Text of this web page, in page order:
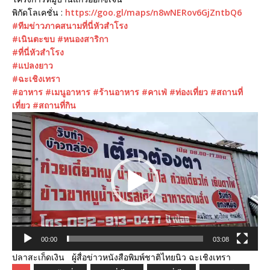
พิกัดโลเคชั่น : https://goo.gl/maps/n8wNERov6GjZntbQ6
#ทีมข่าวภาคสนามที่นี่หัวสำโรง
#เนินตะขบ #หนองสาริกา
#ที่นี่หัวสำโรง
#แปลงยาว
#ฉะเชิงเทรา
#อาหาร #เมนูอาหาร #ร้านอาหาร #คาเฟ่ #ท่องเที่ยว #สถานที่
เที่ยว #สถานที่กิน
ตัว
เล่น
ไฟล์
วิดีโอ
00:00 03:08
ปลาสะเก็ดเงิน ผู้สื่อข่าวหนังสือพิมพ์ชาติไทยนิว ฉะเชิงเทรา